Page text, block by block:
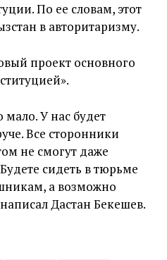
По ее словам, этот
в авторитаризму.
проект основного
мало. У нас будет
Все сторонники
не смогут даже
сидеть в тюрьме
а возможно
Дастан Бекешев.